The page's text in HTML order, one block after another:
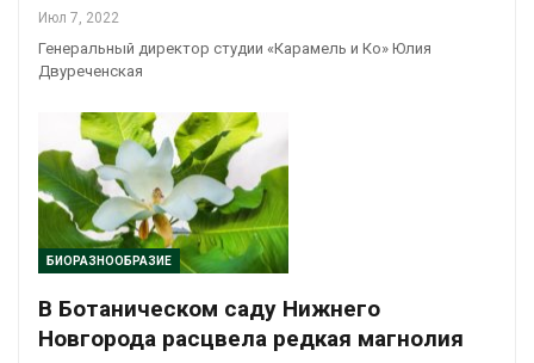
Июл 7, 2022
Генеральный директор студии «Карамель и Ко» Юлия
Двуреченская
БИОРАЗНООБРАЗИЕ
В Ботаническом саду Нижнего
Новгорода расцвела редкая магнолия